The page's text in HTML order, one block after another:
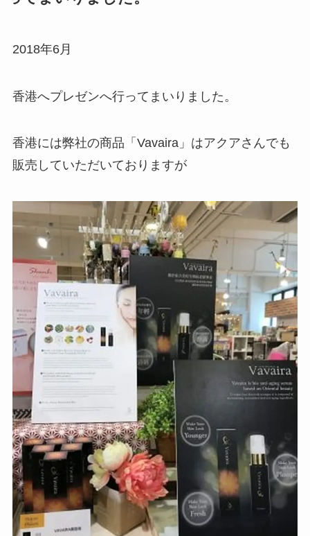
2018年6月
香港へプレゼンへ行ってまいりました。
香港には弊社の商品「Vavaira」はアクアさんでも
販売していただいておりますが